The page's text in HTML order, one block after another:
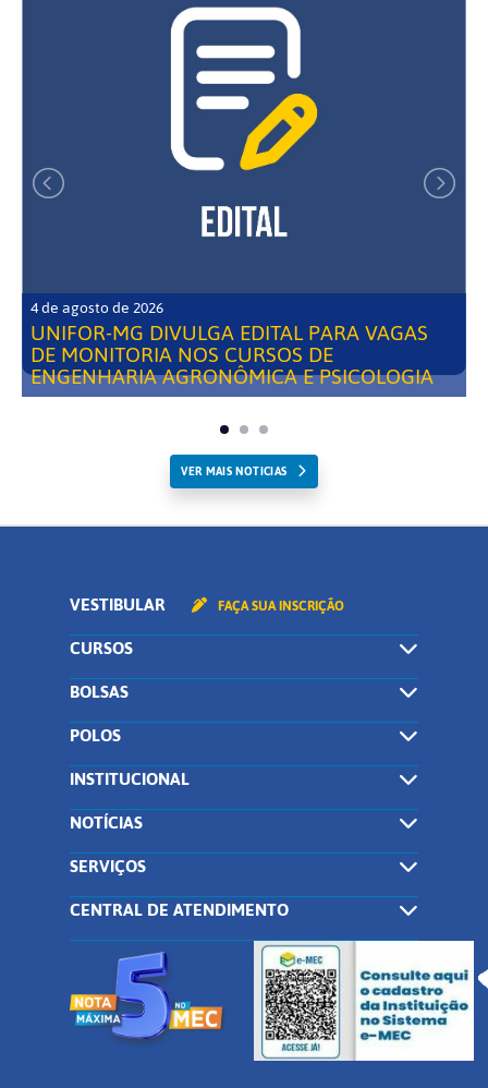
4 de agosto de 2026
UNIFOR-MG DIVULGA EDITAL PARA VAGAS
DE MONITORIA NOS CURSOS DE
ENGENHARIA AGRONÔMICA E PSICOLOGIA
VER MAIS NOTICIAS
VESTIBULAR FAÇA SUA INSCRIÇÃO
CURSOS
BOLSAS
POLOS
INSTITUCIONAL
NOTÍCIAS
SERVIÇOS
CENTRAL DE ATENDIMENTO